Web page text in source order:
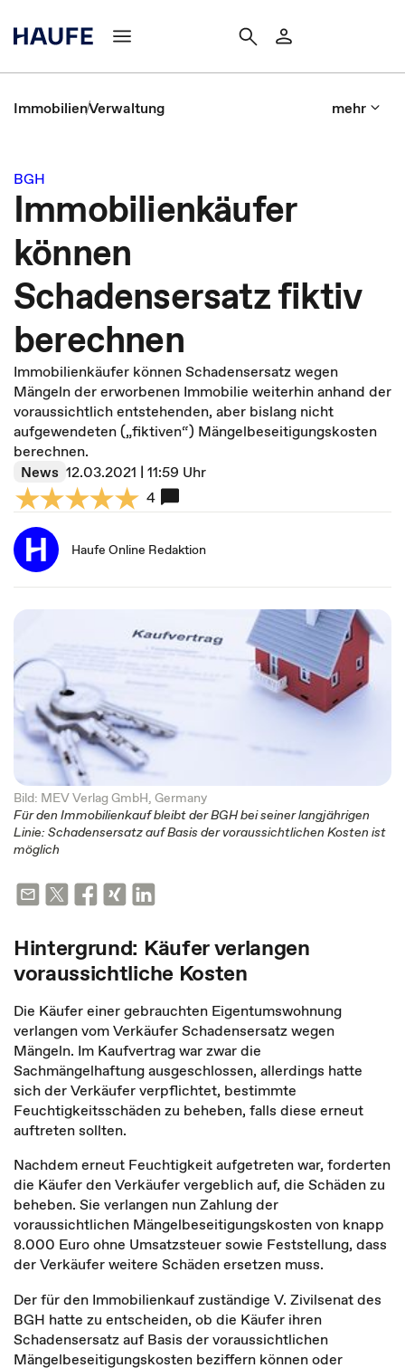
ImmobilienVerwaltung mehr
BGH
Immobilienkäufer
können
Schadensersatz fiktiv
berechnen
Immobilienkäufer können Schadensersatz wegen
Mängeln der erworbenen Immobilie weiterhin anhand der
voraussichtlich entstehenden, aber bislang nicht
aufgewendeten („fiktiven“) Mängelbeseitigungskosten
berechnen.
News 12.03.2021 | 11:59 Uhr
4
Haufe Online Redaktion
Bild: MEV Verlag GmbH, Germany
Für den Immobilienkauf bleibt der BGH bei seiner langjährigen
Linie: Schadensersatz auf Basis der voraussichtlichen Kosten ist
möglich
Hintergrund: Käufer verlangen
voraussichtliche Kosten
Die Käufer einer gebrauchten Eigentumswohnung
verlangen vom Verkäufer Schadensersatz wegen
Mängeln. Im Kaufvertrag war zwar die
Sachmängelhaftung ausgeschlossen, allerdings hatte
sich der Verkäufer verpflichtet, bestimmte
Feuchtigkeitsschäden zu beheben, falls diese erneut
auftreten sollten.
Nachdem erneut Feuchtigkeit aufgetreten war, forderten
die Käufer den Verkäufer vergeblich auf, die Schäden zu
beheben. Sie verlangen nun Zahlung der
voraussichtlichen Mängelbeseitigungskosten von knapp
8.000 Euro ohne Umsatzsteuer sowie Feststellung, dass
der Verkäufer weitere Schäden ersetzen muss.
Der für den Immobilienkauf zuständige V. Zivilsenat des
BGH hatte zu entscheiden, ob die Käufer ihren
Schadensersatz auf Basis der voraussichtlichen
Mängelbeseitigungskosten beziffern können oder